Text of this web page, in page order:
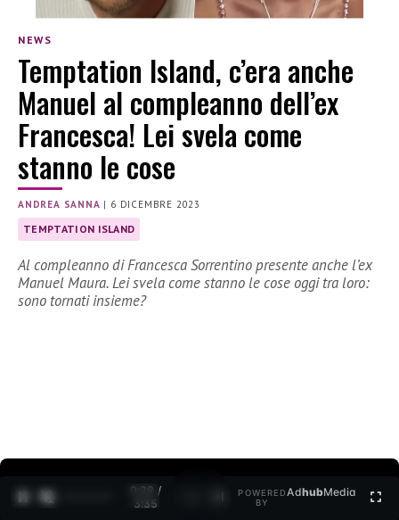
NEWS
Temptation Island, c’era anche
Manuel al compleanno dell’ex
Francesca! Lei svela come
stanno le cose
ANDREA SANNA | 6 DICEMBRE 2023
TEMPTATION ISLAND
Al compleanno di Francesca Sorrentino presente anche l’ex
Manuel Maura. Lei svela come stanno le cose oggi tra loro:
sono tornati insieme?
0:30 /
3:35
POWERED
BY
AdhubMedia